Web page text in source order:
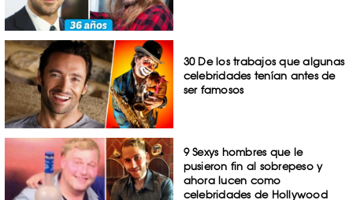
30 De los trabajos que algunas
celebridades tenían antes de
ser famosos
9 Sexys hombres que le
pusieron fin al sobrepeso y
ahora lucen como
celebridades de Hollywood